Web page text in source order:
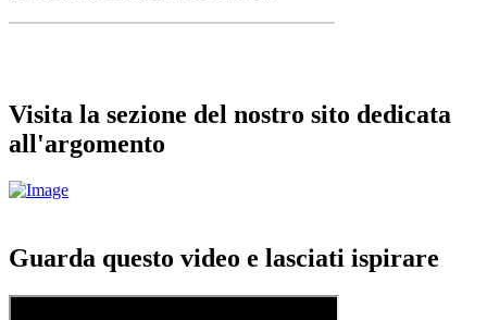
Visita la sezione del nostro sito dedicata
all'argomento
Guarda questo video e lasciati ispirare